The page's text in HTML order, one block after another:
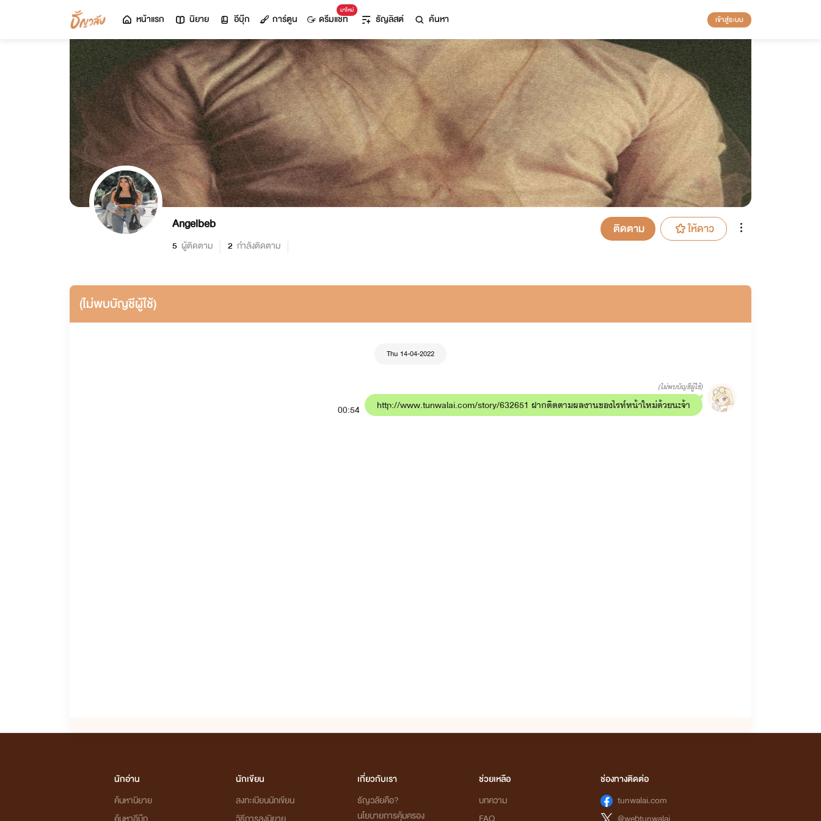
หน้าแรก นิยาย อีบุ๊ก การ์ตูน
มาใหม่
ดรีมแชท ธัญลิสต์ ค้นหา เข้าสู่ระบบ
Angelbeb
5 ผู้ติดตาม 2 กำลังติดตาม
ติดตาม ให้ดาว
(ไม่พบบัญชีผู้ใช้)
Thu 14-04-2022
(ไม่พบบัญชีผู้ใช้)
00:54 http://www.tunwalai.com/story/632651 ฝากติดตามผลงานของไรท์หน้าใหม่ด้วยนะจ้า
นักอ่าน
ค้นหานิยาย
นักเขียน
ลงทะเบียนนักเขียน
เกี่ยวกับเรา
ธัญวลัยคือ?
นโยบายการคุ้มครอง
ช่วยเหลือ
บทความ
ช่องทางติดต่อ
tunwalai.com